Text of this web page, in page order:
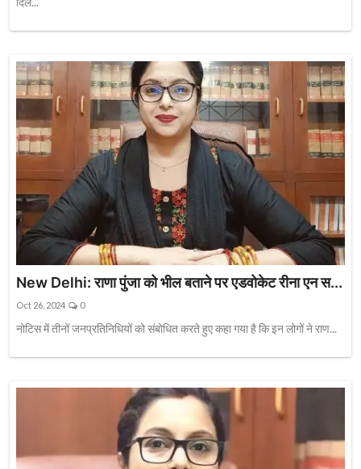
New Delhi: राणा पुंजा को भील बताने पर एडवोकेट रीना एन स...
Oct 26, 2024 0
नोटिस में तीनों जनप्रतिनिधियों को संबोधित करते हुए कहा गया है कि इन लोगों ने राण...